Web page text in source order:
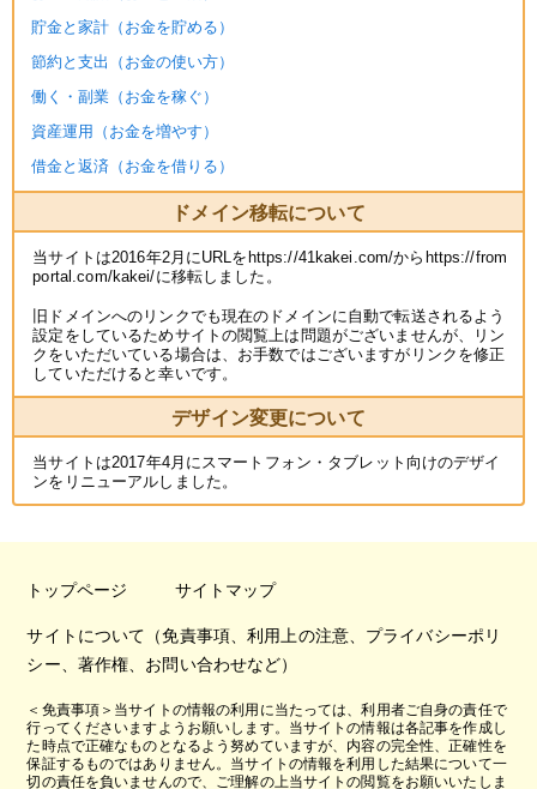
貯金と家計（お金を貯める）
節約と支出（お金の使い方）
働く・副業（お金を稼ぐ）
資産運用（お金を増やす）
借金と返済（お金を借りる）
ドメイン移転について
当サイトは2016年2月にURLをhttps://41kakei.com/からhttps://from
portal.com/kakei/に移転しました。
旧ドメインへのリンクでも現在のドメインに自動で転送されるよう
設定をしているためサイトの閲覧上は問題がございませんが、リン
クをいただいている場合は、お手数ではございますがリンクを修正
していただけると幸いです。
デザイン変更について
当サイトは2017年4月にスマートフォン・タブレット向けのデザイ
ンをリニューアルしました。
トップページ サイトマップ
サイトについて（免責事項、利用上の注意、プライバシーポリ
シー、著作権、お問い合わせなど）
＜免責事項＞当サイトの情報の利用に当たっては、利用者ご自身の責任で
行ってくださいますようお願いします。当サイトの情報は各記事を作成し
た時点で正確なものとなるよう努めていますが、内容の完全性、正確性を
保証するものではありません。当サイトの情報を利用した結果について一
切の責任を負いませんので、ご理解の上当サイトの閲覧をお願いいたしま